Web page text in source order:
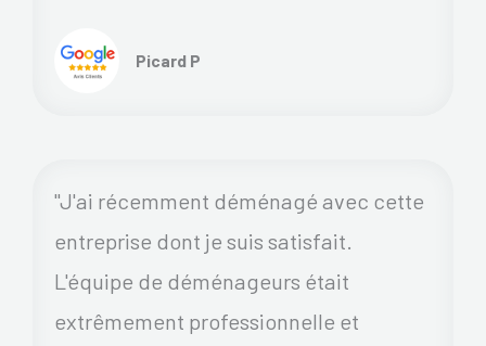
Picard P
"J'ai récemment déménagé avec cette
entreprise dont je suis satisfait.
L'équipe de déménageurs était
extrêmement professionnelle et